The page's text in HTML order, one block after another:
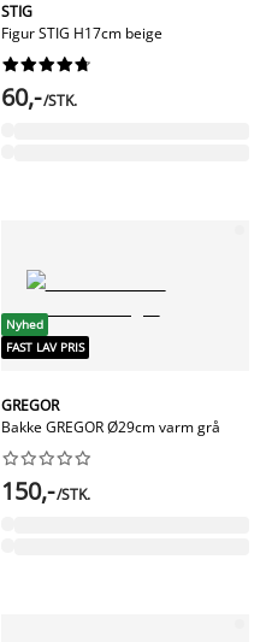
STIG
Figur STIG H17cm beige






60,-/STK.
Nyhed
FAST LAV PRIS
GREGOR
Bakke GREGOR Ø29cm varm grå






150,-/STK.